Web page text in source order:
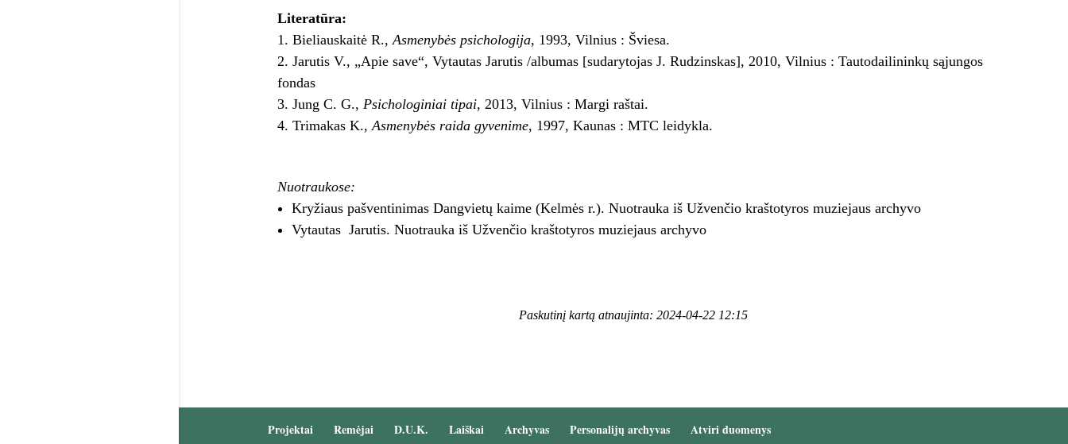
Literatūra:
Bieliauskaitė R., Asmenybės psichologija, 1993, Vilnius : Šviesa.
Jarutis V., „Apie save“, Vytautas Jarutis /albumas [sudarytojas J. Rudzinskas], 2010, Vilnius : Tautodailininkų sąjungos
fondas
Jung C. G., Psichologiniai tipai, 2013, Vilnius : Margi raštai.
Trimakas K., Asmenybės raida gyvenime, 1997, Kaunas : MTC leidykla.
Nuotraukose:
Kryžiaus pašventinimas Dangvietų kaime (Kelmės r.). Nuotrauka iš Užvenčio kraštotyros muziejaus archyvo
Vytautas Jarutis. Nuotrauka iš Užvenčio kraštotyros muziejaus archyvo
Paskutinį kartą atnaujinta: 2024-04-22 12:15
Projektai Remėjai D.U.K. Laiškai Archyvas Personalijų archyvas Atviri duomenys